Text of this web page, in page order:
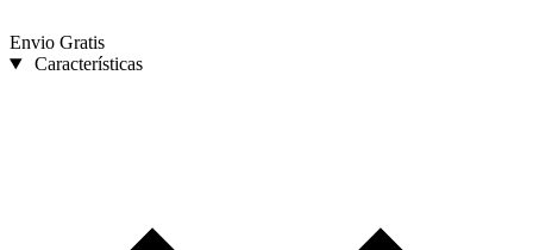
Envio Gratis
Características